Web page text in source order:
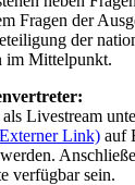
Fragen der
der
im Mittelpunkt.
Livestream
Link) auf
verfügbar sein.